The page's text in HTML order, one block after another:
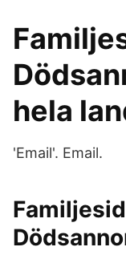
hela
'Email'. Email.